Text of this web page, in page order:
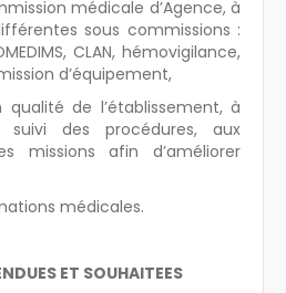
médicale d’Agence, à
sous commissions :
CLAN, hémovigilance,
d’équipement,
de l’établissement, à
suivi des procédures, aux
missions afin d’améliorer
médicales.
ET SOUHAITEES